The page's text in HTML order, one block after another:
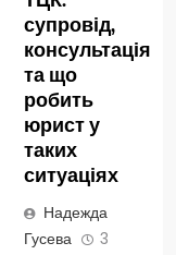
супровід,
консультація
та що
робить
юрист у
таких
ситуаціях
Надежда
Гусева
3